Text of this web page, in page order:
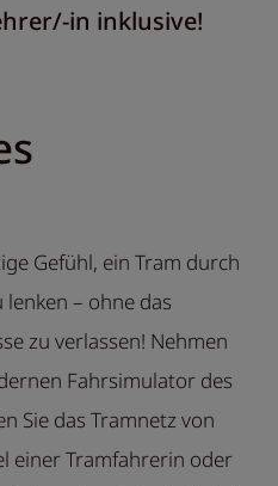
in inklusive!
Gefühl, ein Tram durch
– ohne das
zu verlassen! Nehmen
Fahrsimulator des
Sie das Tramnetz von
einer Tramfahrerin oder